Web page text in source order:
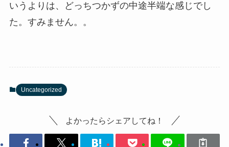
いうよりは、どっちつかずの中途半端な感じでし
た。すみません。。
Uncategorized
よかったらシェアしてね！